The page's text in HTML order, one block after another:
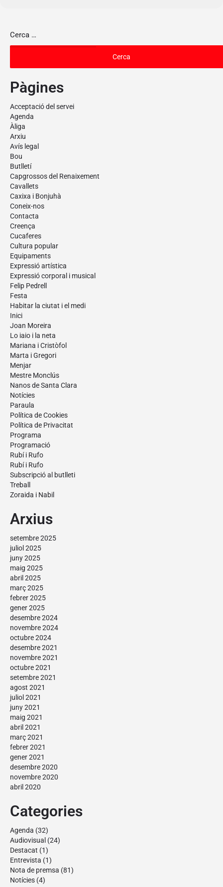
Pàgines
Acceptació del servei
Agenda
Àliga
Arxiu
Avís legal
Bou
Butlletí
Capgrossos del Renaixement
Cavallets
Caxixa i Bonjuhà
Coneix-nos
Contacta
Creença
Cucaferes
Cultura popular
Equipaments
Expressió artística
Expressió corporal i musical
Felip Pedrell
Festa
Habitar la ciutat i el medi
Inici
Joan Moreira
Lo iaio i la neta
Mariana i Cristòfol
Marta i Gregori
Menjar
Mestre Monclús
Nanos de Santa Clara
Notícies
Paraula
Política de Cookies
Política de Privacitat
Programa
Programació
Rubí i Rufo
Rubí i Rufo
Subscripció al butlleti
Treball
Zoraida i Nabil
Arxius
setembre 2025
juliol 2025
juny 2025
maig 2025
abril 2025
març 2025
febrer 2025
gener 2025
desembre 2024
novembre 2024
octubre 2024
desembre 2021
novembre 2021
octubre 2021
setembre 2021
agost 2021
juliol 2021
juny 2021
maig 2021
abril 2021
març 2021
febrer 2021
gener 2021
desembre 2020
novembre 2020
abril 2020
Categories
Agenda (32)
Audiovisual (24)
Destacat (1)
Entrevista (1)
Nota de premsa (81)
Notícies (4)